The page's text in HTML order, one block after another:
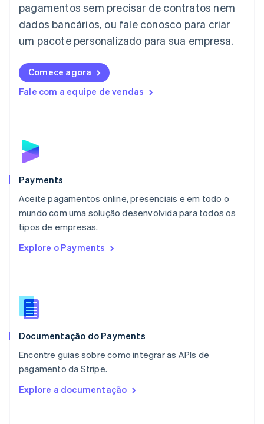
pagamentos sem precisar de contratos nem
dados bancários, ou fale conosco para criar
um pacote personalizado para sua empresa.
Comece agora
Fale com a equipe de vendas
Payments
Aceite pagamentos online, presenciais e em todo o
mundo com uma solução desenvolvida para todos os
tipos de empresas.
Explore o Payments
Documentação do Payments
Encontre guias sobre como integrar as APIs de
pagamento da Stripe.
Explore a documentação
日本語English
Letônia
Liechtenstein
Lituânia
English
Luxemburgo
Malta
English
EspañolEnglish
English
Nova Zelândia
English
NederlandsEnglish
Português
RAE de Hong Kong, China
Reino Unido
República Tcheca
English
English